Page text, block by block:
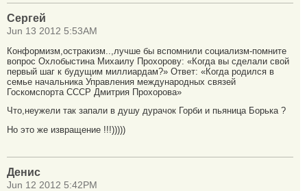
Сергей
Jun 13 2012 5:53AM
Конформизм,остракизм..,лучше бы вспомнили социализм-помните
вопрос Охлобыстина Михаилу Прохорову: «Когда вы сделали свой
первый шаг к будущим миллиардам?» Ответ: «Когда родился в
семье начальника Управления международных связей
Госкомспорта СССР Дмитрия Прохорова»
Что,неужели так запали в душу дурачок Горби и пьяница Борька ?
Но это же извращение !!!)))))
Денис
Jun 12 2012 5:42PM